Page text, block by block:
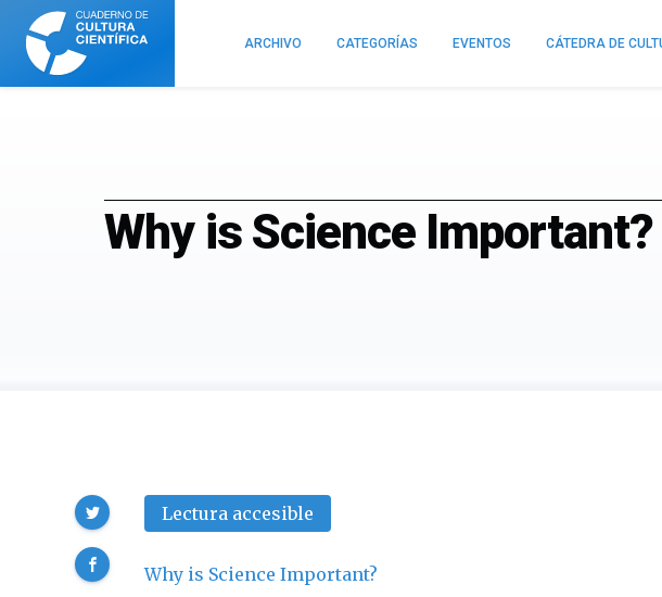
Cuaderno
Cultura
Científica
ARCHIVO CATEGORÍAS EVENTOS CÁTEDRA DE
Why is Science Important?
Lectura accesible
Why is Science Important?
Compartir